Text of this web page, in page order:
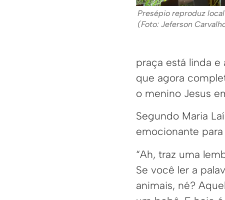
Presépio reproduz
(Foto: Jeferson
praça está linda
que agora
o menino Jesus
Segundo Maria
emocionante
“Ah, traz uma
Se você ler a
animais, né?